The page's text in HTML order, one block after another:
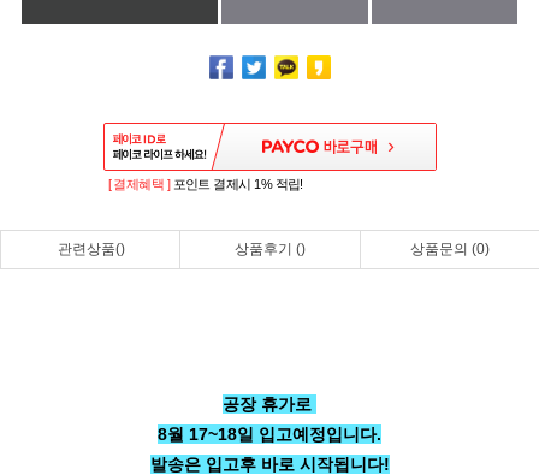
[ 결제혜택 ] 포인트 결제시 1% 적립!
관련상품() 상품후기 () 상품문의 (0)
공장 휴가로
8월 17~18일 입고예정입니다.
발송은 입고후 바로 시작됩니다!